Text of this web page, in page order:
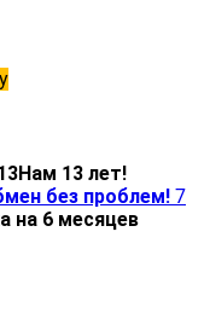
Нам 13 лет!
без проблем! 7
на 6 месяцев